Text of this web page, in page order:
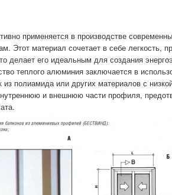
применяется в производстве
Этот материал сочетает в себе легкость,
делает его идеальным для создания
теплого алюминия заключается в
из полиамида или других материалов с
и внешнюю части профиля,